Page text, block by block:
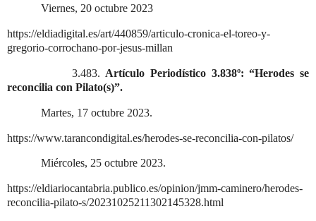
Viernes, 20 octubre 2023
https://eldiadigital.es/art/440859/articulo-cronica-el-toreo-y-
gregorio-corrochano-por-jesus-millan
3.483. Artículo Periodístico 3.838º: “Herodes se
reconcilia con Pilato(s)”.
Martes, 17 octubre 2023.
https://www.tarancondigital.es/herodes-se-reconcilia-con-pilatos/
Miércoles, 25 octubre 2023.
https://eldiariocantabria.publico.es/opinion/jmm-caminero/herodes-
reconcilia-pilato-s/20231025211302145328.html